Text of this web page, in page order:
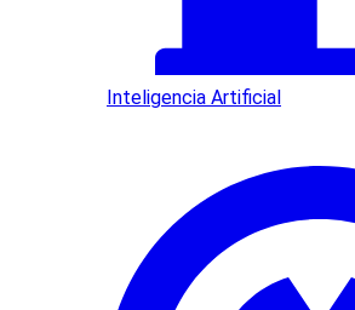
Inteligencia Artificial